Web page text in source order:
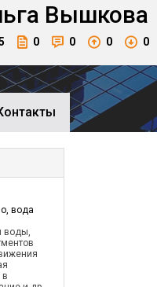
Вышкова
0 0 0 0
вода
воды,
в